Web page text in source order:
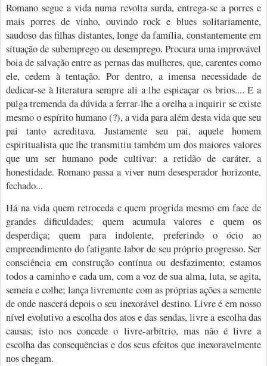
Romano segue a vida numa revolta surda, entrega-se a porres e
mais porres de vinho, ouvindo rock e blues solitariamente,
saudoso das filhas distantes, longe da família, constantemente em
situação de subemprego ou desemprego. Procura uma improvável
boia de salvação entre as pernas das mulheres, que, carentes como
ele, cedem à tentação. Por dentro, a imensa necessidade de
dedicar-se à literatura sempre ali a lhe espicaçar os brios.... E a
pulga tremenda da dúvida a ferrar-lhe a orelha a inquirir se existe
mesmo o espírito humano (?), a vida para além desta vida que seu
pai tanto acreditava. Justamente seu pai, aquele homem
espiritualista que lhe transmitiu também um dos maiores valores
que um ser humano pode cultivar: a retidão de caráter, a
honestidade. Romano passa a viver num desesperador horizonte,
fechado...
Há na vida quem retroceda e quem progrida mesmo em face de
grandes dificuldades; quem acumula valores e quem os
desperdiça; quem para indolente, preferindo o ócio ao
empreendimento do fatigante labor de seu próprio progresso. Ser
consciência em construção contínua ou desfazimento; estamos
todos a caminho e cada um, com a voz de sua alma, luta, se agita,
semeia e colhe; lança livremente com as próprias ações a semente
de onde nascerá depois o seu inexorável destino. Livre é em nosso
nível evolutivo a escolha dos atos e das sendas, livre a escolha das
causas; isto nos concede o livre-arbítrio, mas não é livre a
escolha das consequências e dos seus efeitos que inexoravelmente
nos chegam.